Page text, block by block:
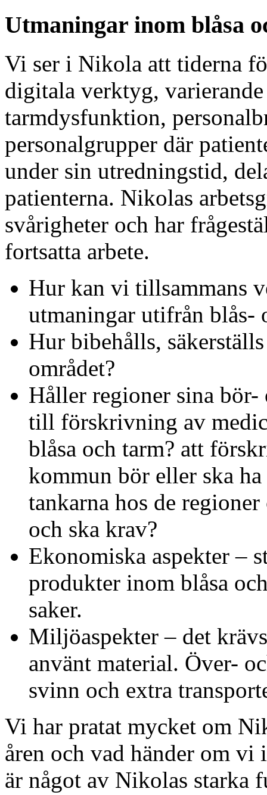
Utmaningar inom blåsa
Vi ser i Nikola att tiderna
digitala verktyg,
tarmdysfunktion,
personalgrupper där
under sin utredningstid,
patienterna. Nikolas
svårigheter och har
fortsatta arbete.
Hur kan vi tillsammans
utmaningar utifrån blås-
Hur bibehålls,
området?
Håller regioner sina bör-
till förskrivning av
blåsa och tarm? att
kommun bör eller ska
tankarna hos de
och ska krav?
Ekonomiska aspekter –
produkter inom blåsa
saker.
Miljöaspekter – det
använt material. Över-
svinn och extra
Vi har pratat mycket om
åren och vad händer om vi
är något av Nikolas starka